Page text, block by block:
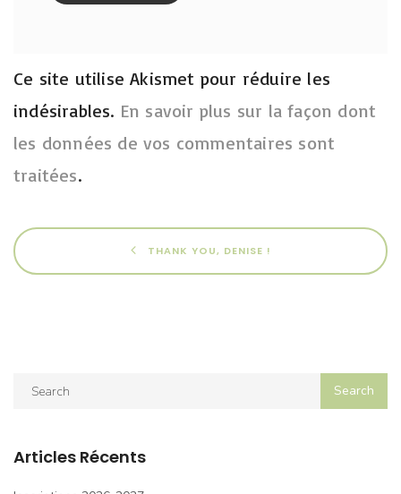
Ce site utilise Akismet pour réduire les
indésirables. En savoir plus sur la façon dont
les données de vos commentaires sont
traitées.
THANK YOU, DENISE !
Articles Récents